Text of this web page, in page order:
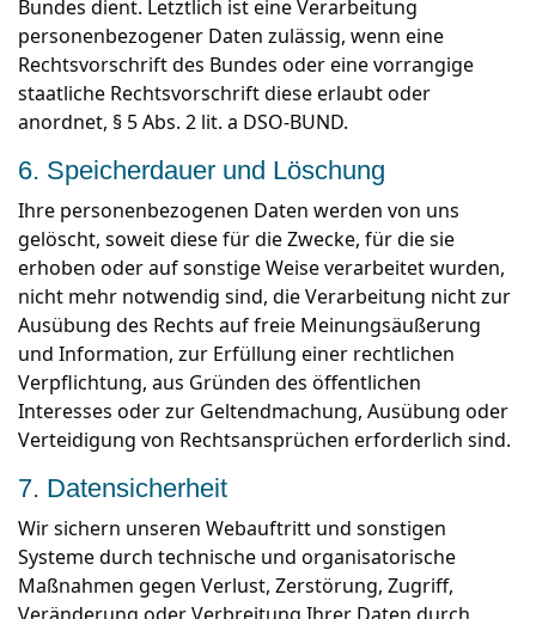
Bundes dient. Letztlich ist eine Verarbeitung
personenbezogener Daten zulässig, wenn eine
Rechtsvorschrift des Bundes oder eine vorrangige
staatliche Rechtsvorschrift diese erlaubt oder
anordnet, § 5 Abs. 2 lit. a DSO-BUND.
6. Speicherdauer und Löschung
Ihre personenbezogenen Daten werden von uns
gelöscht, soweit diese für die Zwecke, für die sie
erhoben oder auf sonstige Weise verarbeitet wurden,
nicht mehr notwendig sind, die Verarbeitung nicht zur
Ausübung des Rechts auf freie Meinungsäußerung
und Information, zur Erfüllung einer rechtlichen
Verpflichtung, aus Gründen des öffentlichen
Interesses oder zur Geltendmachung, Ausübung oder
Verteidigung von Rechtsansprüchen erforderlich sind.
7. Datensicherheit
Wir sichern unseren Webauftritt und sonstigen
Systeme durch technische und organisatorische
Maßnahmen gegen Verlust, Zerstörung, Zugriff,